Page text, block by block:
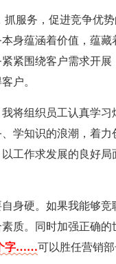
服务，促进竞争优
身蕴涵着价值，蕴藏
紧围绕客户需求开展
户。
将组织员工认真学习
学知识的浪潮，着力
工作求发展的良好局
身硬。如果我能够竞
质。同时加强正确的
字……可以胜任营销